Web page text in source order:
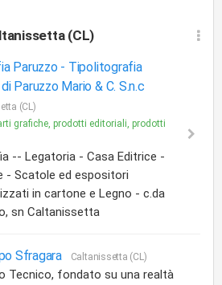
(CL)
Paruzzo - Tipolitografia
Paruzzo Mario & C. S.n.c
(CL)
grafiche, prodotti editoriali, prodotti
-- Legatoria - Casa Editrice -
- Scatole ed espositori
in cartone e Legno - c.da
sn Caltanissetta
Sfragara Caltanissetta (CL)
Tecnico, fondato su una realtà